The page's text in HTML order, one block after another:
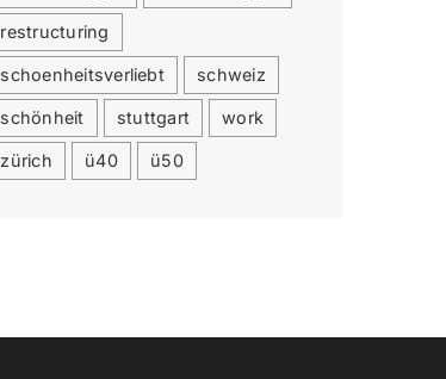
restructuring
schoenheitsverliebt schweiz
schönheit stuttgart work
zürich ü40 ü50